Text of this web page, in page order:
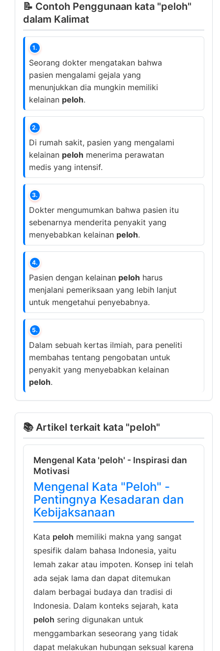
📝 Contoh Penggunaan kata "peloh"
dalam Kalimat
1.
Seorang dokter mengatakan bahwa
pasien mengalami gejala yang
menunjukkan dia mungkin memiliki
kelainan peloh.
2.
Di rumah sakit, pasien yang mengalami
kelainan peloh menerima perawatan
medis yang intensif.
3.
Dokter mengumumkan bahwa pasien itu
sebenarnya menderita penyakit yang
menyebabkan kelainan peloh.
4.
Pasien dengan kelainan peloh harus
menjalani pemeriksaan yang lebih lanjut
untuk mengetahui penyebabnya.
5.
Dalam sebuah kertas ilmiah, para peneliti
membahas tentang pengobatan untuk
penyakit yang menyebabkan kelainan
peloh.
📚 Artikel terkait kata "peloh"
Mengenal Kata 'peloh' - Inspirasi dan
Motivasi
Mengenal Kata "Peloh" -
Pentingnya Kesadaran dan
Kebijaksanaan
Kata peloh memiliki makna yang sangat
spesifik dalam bahasa Indonesia, yaitu
lemah zakar atau impoten. Konsep ini telah
ada sejak lama dan dapat ditemukan
dalam berbagai budaya dan tradisi di
Indonesia. Dalam konteks sejarah, kata
peloh sering digunakan untuk
menggambarkan seseorang yang tidak
dapat melakukan hubungan seksual karena